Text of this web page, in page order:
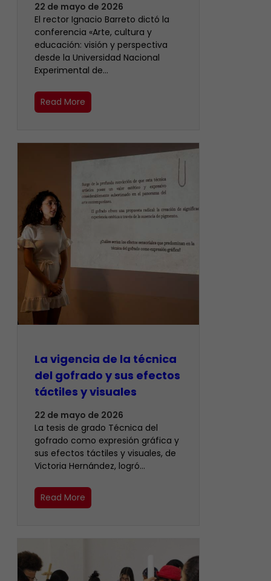
22 de mayo de 2026
El rector Ignacio Barreto dictó la
conferencia «Arte, cultura y
educación: visión y perspectiva
desde la Universidad Nacional
Experimental de…
Read More
La vigencia de la técnica
del gofrado y sus efectos
táctiles y visuales
22 de mayo de 2026
La tesis de grado Técnica del
gofrado como expresión gráfica y
sus efectos táctiles y visuales, de
Victoria Hernández, logró…
Read More